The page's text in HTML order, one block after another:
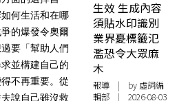
何生活和在哪
的爆發令奧爾
要「幫助人們
並構建自己的
不再重要。從
說自己雖沒救
生效 生成內容
須貼水印識別
業界憂標籤氾
濫恐令大眾麻
木
報導 | by 虛詞編
輯部 | 2026-08-03